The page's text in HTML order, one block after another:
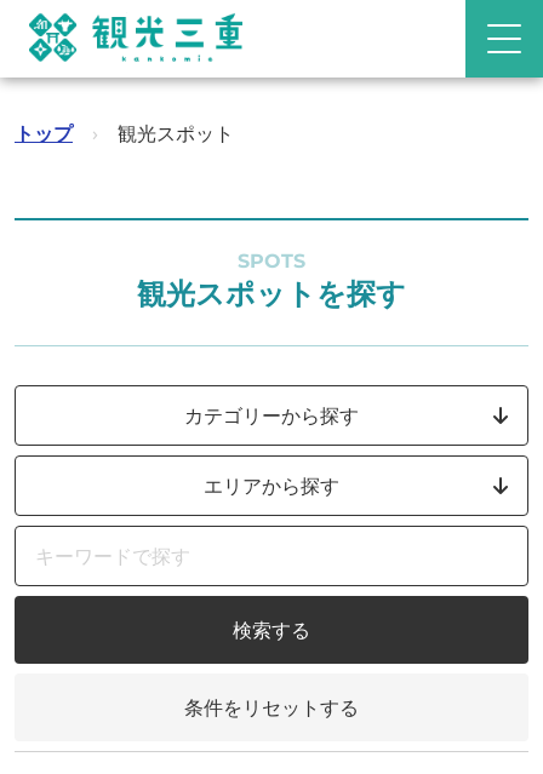
トップ › 観光スポット
SPOTS
観光スポットを探す
カテゴリーから探す
エリアから探す
検索する
条件をリセットする